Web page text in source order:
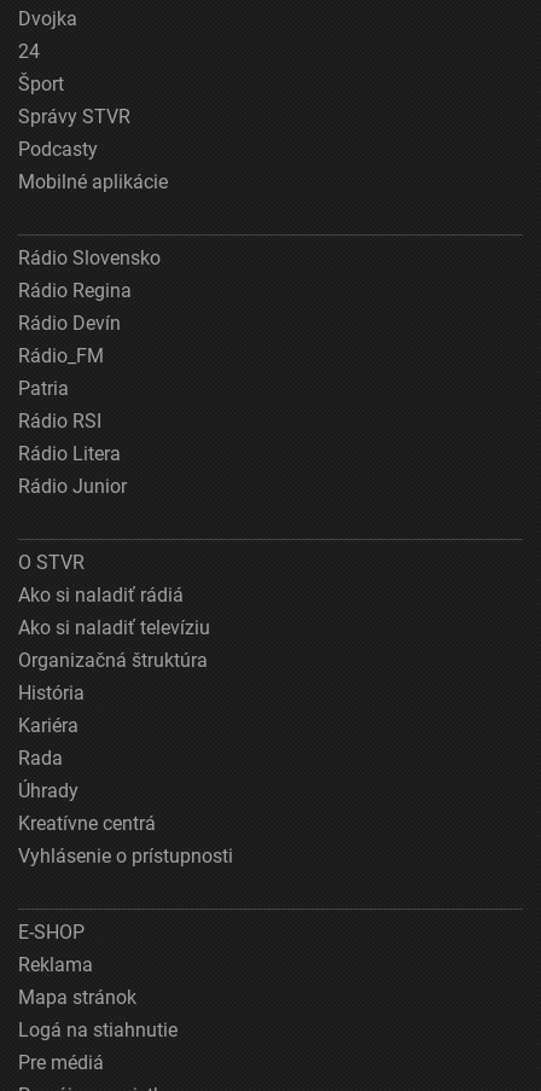
Dvojka
24
Šport
Správy STVR
Podcasty
Mobilné aplikácie
Rádio Slovensko
Rádio Regina
Rádio Devín
Rádio_FM
Patria
Rádio RSI
Rádio Litera
Rádio Junior
O STVR
Ako si naladiť rádiá
Ako si naladiť televíziu
Organizačná štruktúra
História
Kariéra
Rada
Úhrady
Kreatívne centrá
Vyhlásenie o prístupnosti
E-SHOP
Reklama
Mapa stránok
Logá na stiahnutie
Pre médiá